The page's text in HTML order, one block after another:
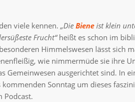
viele kennen. „Die Biene ist klein
Frucht“heißt es schon im
Himmelswesen lässt sich
wie nimmermüde sie ihre
Gemeinwesen ausgerichtet sind. In
Sonntag um dieses
Podcast.